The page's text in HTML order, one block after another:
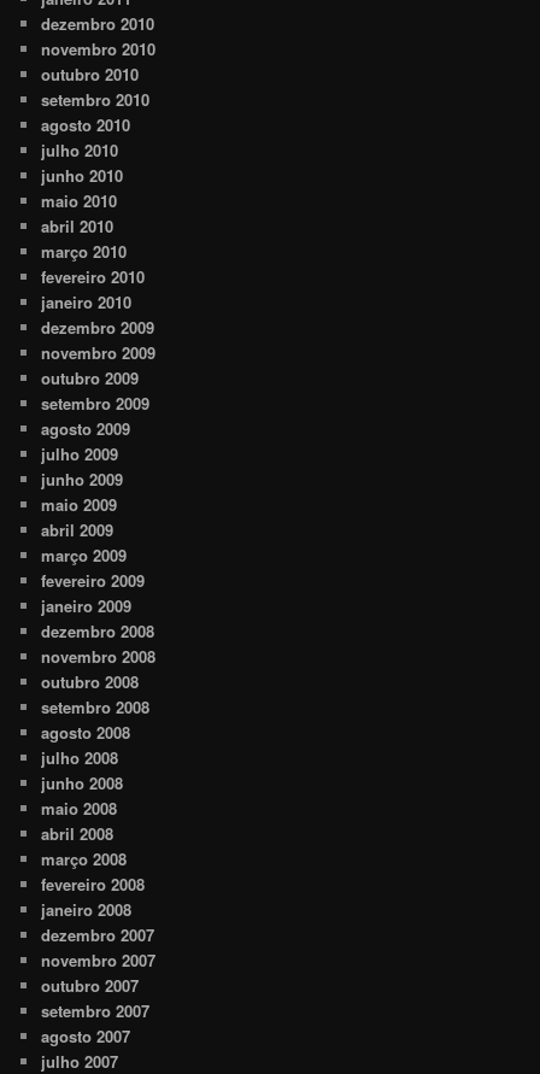
dezembro 2010
novembro 2010
outubro 2010
setembro 2010
agosto 2010
julho 2010
junho 2010
maio 2010
abril 2010
março 2010
fevereiro 2010
janeiro 2010
dezembro 2009
novembro 2009
outubro 2009
setembro 2009
agosto 2009
julho 2009
junho 2009
maio 2009
abril 2009
março 2009
fevereiro 2009
janeiro 2009
dezembro 2008
novembro 2008
outubro 2008
setembro 2008
agosto 2008
julho 2008
junho 2008
maio 2008
abril 2008
março 2008
fevereiro 2008
janeiro 2008
dezembro 2007
novembro 2007
outubro 2007
setembro 2007
agosto 2007
julho 2007